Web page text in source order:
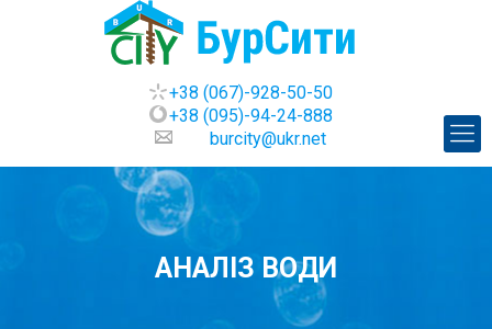
+38 (067)-928-50-50
+38 (095)-94-24-888
burcity@ukr.net
АНАЛІЗ ВОДИ